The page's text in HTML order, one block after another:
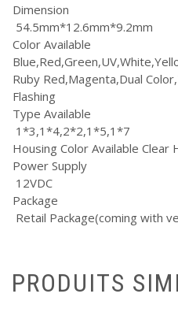
Dimension
54.5mm*12.6mm*9.2mm
Color Available
Ruby Red,Magenta,Dual
Flashing
Type Available
1*3,1*4,2*2,1*5,1*7
Housing Color Available Clear
Power Supply
12VDC
Package
Retail Package(coming with
PRODUITS